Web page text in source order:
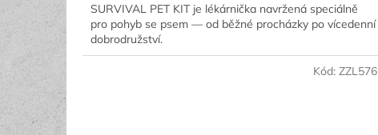
SURVIVAL PET KIT je lékárnička navržená speciálně
pro pohyb se psem — od běžné procházky po vícedenní
dobrodružství.
Kód:ZZL576